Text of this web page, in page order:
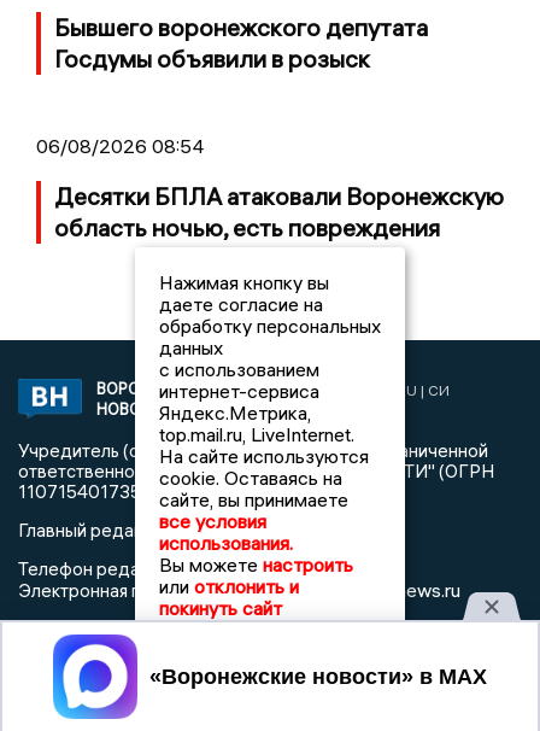
Бывшего воронежского депутата
Госдумы объявили в розыск
06/08/2026 08:54
Десятки БПЛА атаковали Воронежскую
область ночью, есть повреждения
ВОРОНЕЖСКИЕ
НОВОСТИ
2019 © VORONEZHNEWS.RU | СИ
«Воронежские новости»
Учредитель (соучредители): Общество с ограниченной
ответственностью "РЕГИОНАЛЬНЫЕ НОВОСТИ" (ОГРН
1107154017354)
Главный редактор: Пирогов А.А.
Телефон редакции: +7 (473) 262 77 92
Электронная почта редакции:info@voronezhnews.ru
Регистрационный номер: серия Эл № ФС 77 - 75880 от 13
июня 2019г. согласно выписке из реестра
зарегистрированных средств массовой информации
выдана Федеральной службой по надзору в сфере связи,
информационных технологий и массовых коммуникаций
Нажимая кнопку вы
даете согласие на
обработку персональных
данных
с использованием
интернет-сервиса
Яндекс.Метрика,
top.mail.ru, LiveInternet.
На сайте используются
cookie. Оставаясь на
сайте, вы принимаете
все условия
использования.
Вы можете настроить
или отклонить и
покинуть сайт
Принять